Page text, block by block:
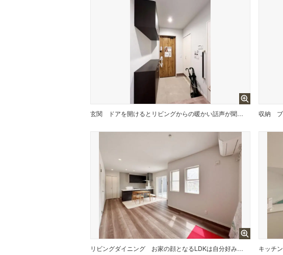
玄関 ドアを開けるとリビングからの暖かい話声が聞こえてきそうなアットホームな玄関。 収納
リビングダイニング お家の顔となるLDKは自分好みに家具をそろえて、誰かといるときも、一人のときも、リラックスできる大好きな場所。 キッチン